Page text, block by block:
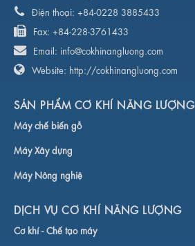
Điện thoại: +84-0228 3885433
Fax: +84-228-3761433
Email: info@cokhinangluong.com
Website: http://cokhinangluong.com
SẢN PHẨM CƠ KHÍ NĂNG LƯỢNG
Máy chế biến gỗ
Máy Xây dựng
Máy Nông nghiệ
DỊCH VỤ CƠ KHÍ NĂNG LƯỢNG
Cơ khí -Chế tạo máy